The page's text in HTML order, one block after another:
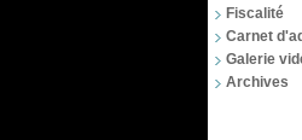
Fiscalité
Carnet
Galerie
Archives